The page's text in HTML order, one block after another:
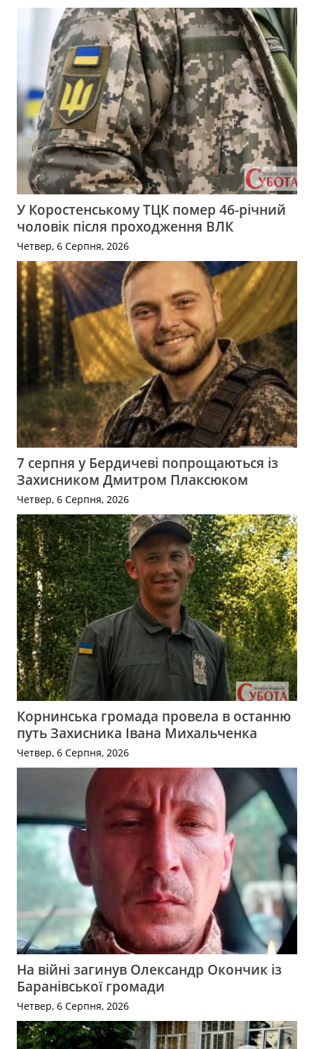
У Коростенському ТЦК помер 46-річний
чоловік після проходження ВЛК
Четвер, 6 Серпня, 2026
7 серпня у Бердичеві попрощаються із
Захисником Дмитром Плаксюком
Четвер, 6 Серпня, 2026
Корнинська громада провела в останню
путь Захисника Івана Михальченка
Четвер, 6 Серпня, 2026
На війні загинув Олександр Окончик із
Баранівської громади
Четвер, 6 Серпня, 2026